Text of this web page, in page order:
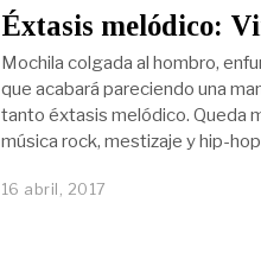
Éxtasis melódico:
Mochila colgada al hombro,
que acabará pareciendo una
tanto éxtasis melódico. Queda
música rock, mestizaje y hip-hop
16 abril, 2017